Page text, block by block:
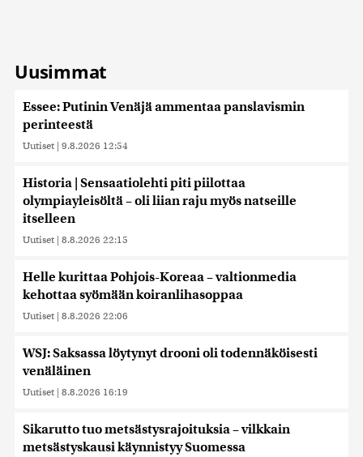
Uusimmat
Essee: Putinin Venäjä ammentaa panslavismin
perinteestä
Uutiset | 9.8.2026 12:54
Historia | Sensaatiolehti piti piilottaa
olympiayleisöltä – oli liian raju myös natseille
itselleen
Uutiset | 8.8.2026 22:15
Helle kurittaa Pohjois-Koreaa – valtionmedia
kehottaa syömään koiranlihasoppaa
Uutiset | 8.8.2026 22:06
WSJ: Saksassa löytynyt drooni oli todennäköisesti
venäläinen
Uutiset | 8.8.2026 16:19
Sikarutto tuo metsästysrajoituksia – vilkkain
metsästyskausi käynnistyy Suomessa